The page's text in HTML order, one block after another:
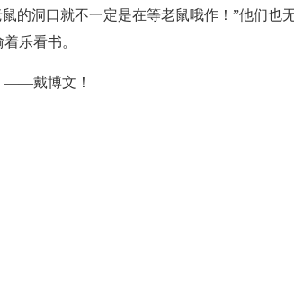
的洞口就不一定是在等老鼠哦作！”他们也
乐看书。
——戴博文！